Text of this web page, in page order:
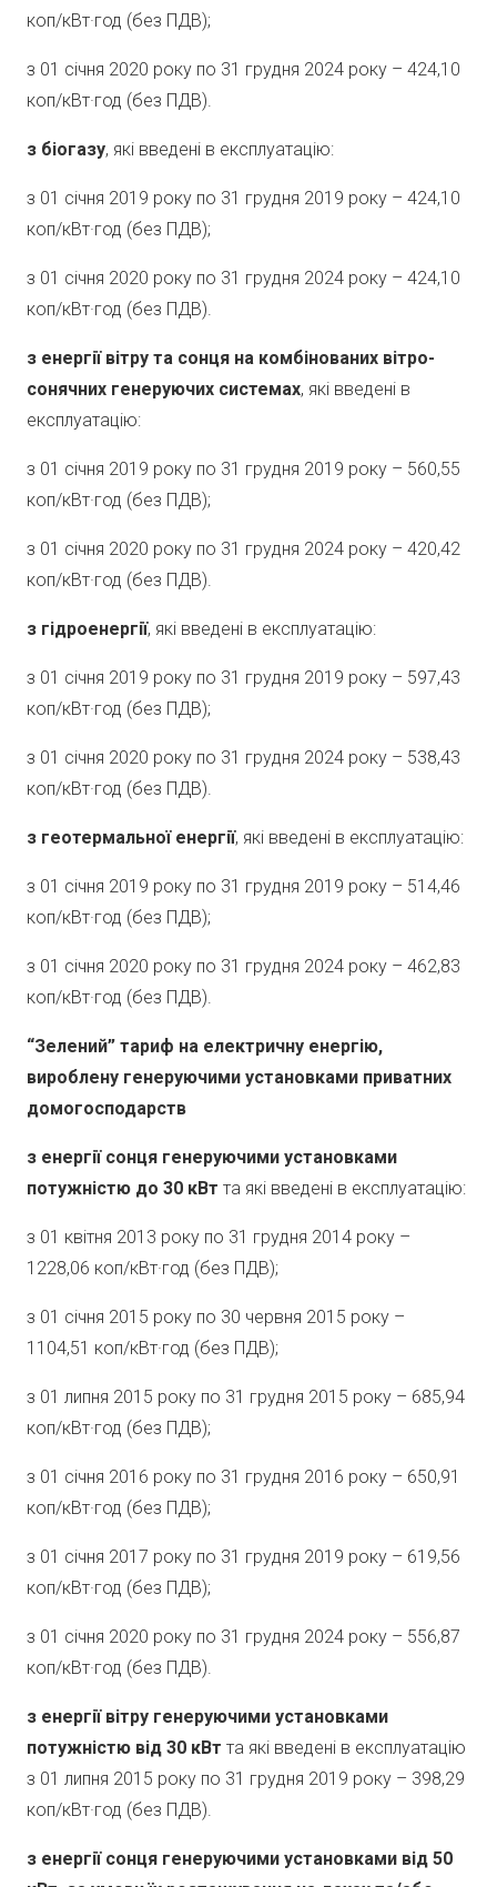
коп/кВт·год (без ПДВ);
з 01 січня 2020 року по 31 грудня 2024 року – 424,10
коп/кВт·год (без ПДВ).
з біогазу, які введені в експлуатацію:
з 01 січня 2019 року по 31 грудня 2019 року – 424,10
коп/кВт·год (без ПДВ);
з 01 січня 2020 року по 31 грудня 2024 року – 424,10
коп/кВт·год (без ПДВ).
з енергії вітру та сонця на комбінованих вітро-
сонячних генеруючих системах, які введені в
експлуатацію:
з 01 січня 2019 року по 31 грудня 2019 року – 560,55
коп/кВт·год (без ПДВ);
з 01 січня 2020 року по 31 грудня 2024 року – 420,42
коп/кВт·год (без ПДВ).
з гідроенергії, які введені в експлуатацію:
з 01 січня 2019 року по 31 грудня 2019 року – 597,43
коп/кВт·год (без ПДВ);
з 01 січня 2020 року по 31 грудня 2024 року – 538,43
коп/кВт·год (без ПДВ).
з геотермальної енергії, які введені в експлуатацію:
з 01 січня 2019 року по 31 грудня 2019 року – 514,46
коп/кВт·год (без ПДВ);
з 01 січня 2020 року по 31 грудня 2024 року – 462,83
коп/кВт·год (без ПДВ).
“Зелений” тариф на електричну енергію,
вироблену генеруючими установками приватних
домогосподарств
з енергії сонця генеруючими установками
потужністю до 30 кВт та які введені в експлуатацію:
з 01 квітня 2013 року по 31 грудня 2014 року –
1228,06 коп/кВт·год (без ПДВ);
з 01 січня 2015 року по 30 червня 2015 року –
1104,51 коп/кВт·год (без ПДВ);
з 01 липня 2015 року по 31 грудня 2015 року – 685,94
коп/кВт·год (без ПДВ);
з 01 січня 2016 року по 31 грудня 2016 року – 650,91
коп/кВт·год (без ПДВ);
з 01 січня 2017 року по 31 грудня 2019 року – 619,56
коп/кВт·год (без ПДВ);
з 01 січня 2020 року по 31 грудня 2024 року – 556,87
коп/кВт·год (без ПДВ).
з енергії вітру генеруючими установками
потужністю від 30 кВт та які введені в експлуатацію
з 01 липня 2015 року по 31 грудня 2019 року – 398,29
коп/кВт·год (без ПДВ).
з енергії сонця генеруючими установками від 50